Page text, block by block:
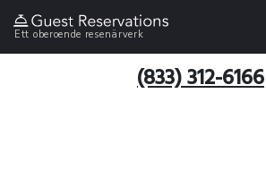
Ett oberoende resenärverk
(833) 312-6166